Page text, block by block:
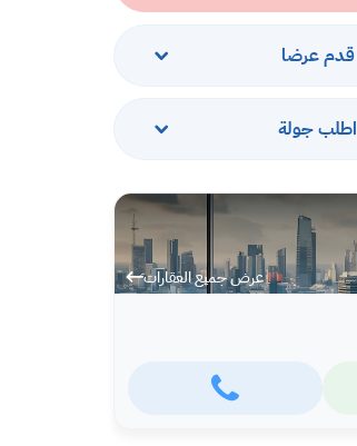
قدم عرضا
اطلب جولة
عرض جميع العقارات